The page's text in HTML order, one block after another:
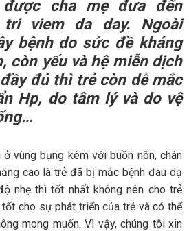
cha mẹ đưa đến
tri viem da day. Ngoài
bệnh do sức đề kháng
còn yếu và hệ miễn dịch
đủ thì trẻ còn dễ mắc
Hp, do tâm lý và do vệ
vùng bụng kèm với buồn nôn, chán
cao là trẻ đã bị mắc bệnh đau dạ
nhẹ thì tốt nhất không nên cho trẻ
cho sự phát triển của trẻ và có thể
mong muốn. Vì vậy, chúng tôi xin